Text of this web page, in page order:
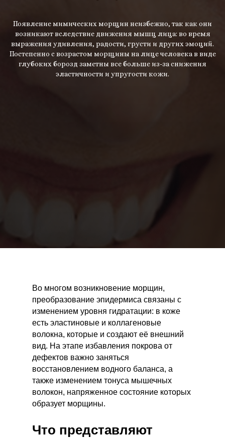
Появление мимических морщин неизбежно, так как они
возникают вследствие движения мышц лица: во время
выражения удивления, радости, грусти и других эмоций.
Постепенно с возрастом морщины на лице человека в виде
глубоких борозд заметны все больше из-за снижения
эластичности и упругости кожи.
Во многом возникновение морщин,
преобразование эпидермиса связаны с
изменением уровня гидратации: в коже
есть эластиновые и коллагеновые
волокна, которые и создают её внешний
вид. На этапе избавления покрова от
дефектов важно заняться
восстановлением водного баланса, а
также изменением тонуса мышечных
волокон, напряженное состояние которых
образует морщины.
Что представляют